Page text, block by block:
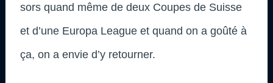
sors quand même de deux Coupes de Suisse
et d’une Europa League et quand on a goûté à
ça, on a envie d’y retourner.